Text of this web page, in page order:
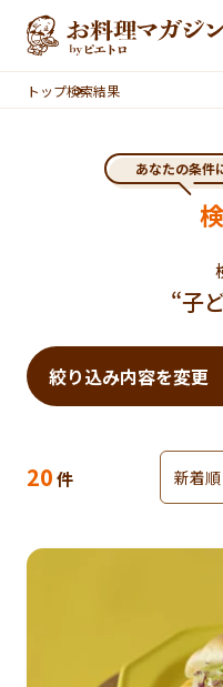
本文へスキップ
トップ検索結果
あなたの条件
“子
絞り込み内容を変更
20件
並べ替え